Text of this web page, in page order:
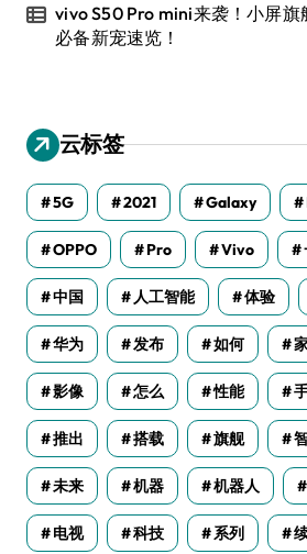
vivo S50 Pro mini来袭！小屏旗
必备新宠速览！
云标签
5G 2021 Galaxy
OPPO Pro Vivo
中国 人工智能 体验
华为 发布 如何
影像 怎么 性能
推出 搭载 旗舰
未来 机器 机器人
电视 科技 系列